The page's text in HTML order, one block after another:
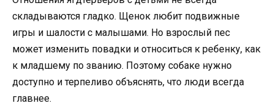
складываются гладко. Щенок любит подвижные
игры и шалости с малышами. Но взрослый пес
может изменить повадки и относиться к ребенку, как
к младшему по званию. Поэтому собаке нужно
доступно и терпеливо объяснять, что люди всегда
главнее.